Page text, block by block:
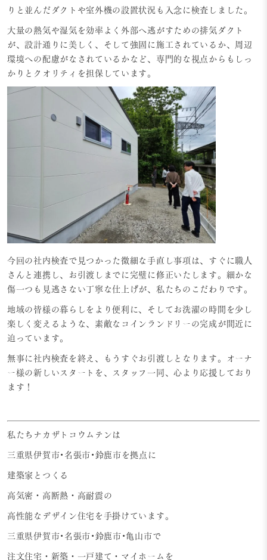
りと並んだダクトや室外機の設置状況も入念に検査しました。
大量の熱気や湿気を効率よく外部へ逃がすための排気ダクト
が、設計通りに美しく、そして強固に施工されているか、周辺
環境への配慮がなされているかなど、専門的な視点からもしっ
かりとクオリティを担保しています。
今回の社内検査で見つかった微細な手直し事項は、すぐに職人
さんと連携し、お引渡しまでに完璧に修正いたします。細かな
傷一つも見逃さない丁寧な仕上げが、私たちのこだわりです。
地域の皆様の暮らしをより便利に、そしてお洗濯の時間を少し
楽しく変えるような、素敵なコインランドリーの完成が間近に
迫っています。
無事に社内検査を終え、もうすぐお引渡しとなります。オーナ
ー様の新しいスタートを、スタッフ一同、心より応援しており
ます！
私たちナカザトコウムテンは
三重県伊賀市•名張市•鈴鹿市を拠点に
建築家とつくる
高気密・高断熱・高耐震の
高性能なデザイン住宅を手掛けています。
三重県伊賀市•名張市•鈴鹿市•亀山市で
注文住宅・新築・一戸建て・マイホームを